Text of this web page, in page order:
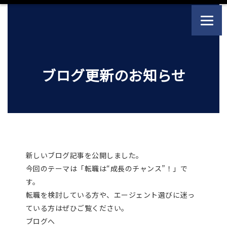
ブログ更新のお知らせ
新しいブログ記事を公開しました。
今回のテーマは「転職は“成長のチャンス”！」で
す。
転職を検討している方や、エージェント選びに迷っ
ている方はぜひご覧ください。
ブログへ